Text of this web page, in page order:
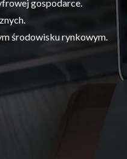
gospodarce.
środowisku rynkowym.